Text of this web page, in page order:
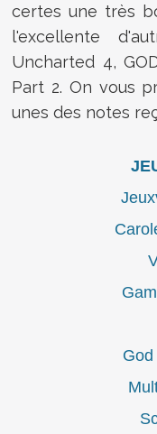
certes une très
l'excellente
Uncharted 4,
Part 2. On vous
unes des notes